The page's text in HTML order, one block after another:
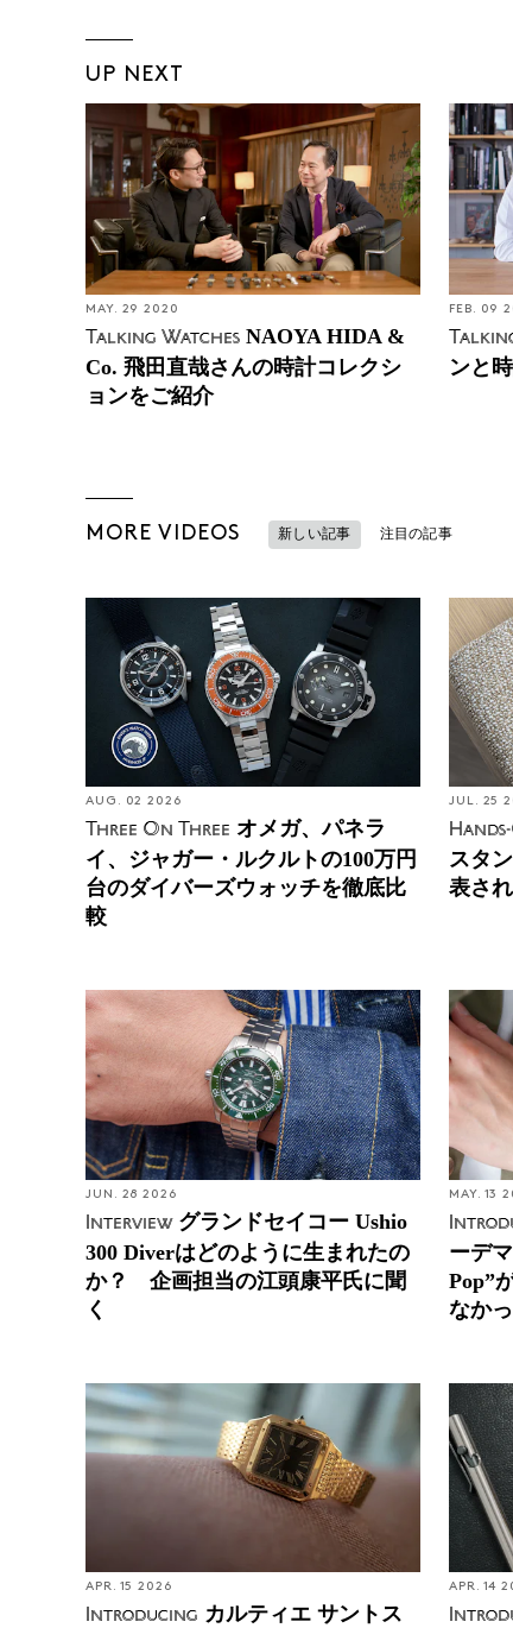
UP NEXT
MAY. 29 2020
Talking Watches NAOYA HIDA &
Co. 飛田直哉さんの時計コレクシ
ョンをご紹介
FEB. 09
ンと
MORE VIDEOS 新しい記事 注目の記事
AUG. 02 2026
Three On Three オメガ、パネラ
イ、ジャガー・ルクルトの100万円
台のダイバーズウォッチを徹底比
較
JUL. 25
スタ
表さ
JUN. 28 2026
Interviewグランドセイコー Ushio
300 Diverはどのように生まれたの
か？ 企画担当の江頭康平氏に聞
く
MAY. 13
ーデ
Pop”
なか
APR. 15 2026
Introducing カルティエ サントス
APR. 14